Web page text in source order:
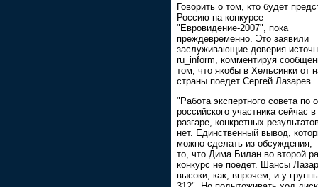
Говорить о том, кто будет
Россию на конкурсе
"Евровидение-2007", пока
преждевременно. Это заявили
заслуживающие доверия
ru_inform, комментируя
том, что якобы в Хельсинки от
страны поедет Сергей Лазарев.
"Работа экспертного совета по
российского участника сейчас
разгаре, конкретных
нет. Единственный вывод,
можно сделать из обсуждения,
то, что Дима Билан во второй
конкурс не поедет. Шансы
высоки, как, впрочем, и у